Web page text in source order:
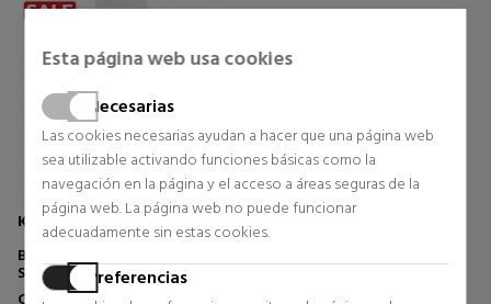
Esta página web usa cookies
Necesarias
Las cookies necesarias ayudan a hacer que una página web
sea utilizable activando funciones básicas como la
navegación en la página y el acceso a áreas seguras de la
página web. La página web no puede funcionar
adecuadamente sin estas cookies.
Preferencias
KIEHL'S
BETTER SCREEN UV SERUM
SÉRUM FACIAL PROTECCIÓN
SOLAR